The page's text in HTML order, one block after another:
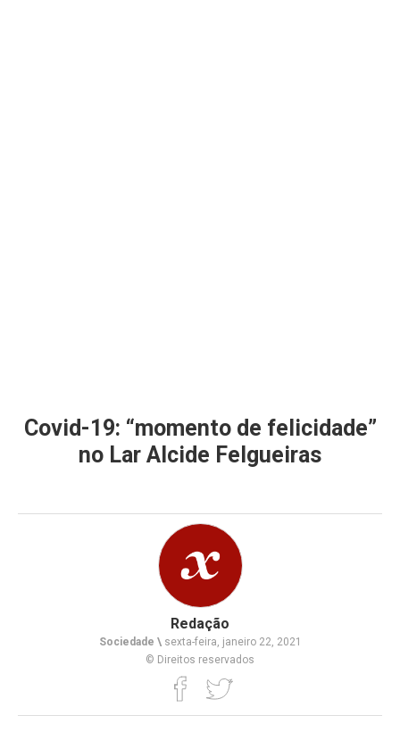
Covid-19: “momento de felicidade”
no Lar Alcide Felgueiras
Redação
Sociedade \sexta-feira, janeiro 22, 2021
© Direitos reservados